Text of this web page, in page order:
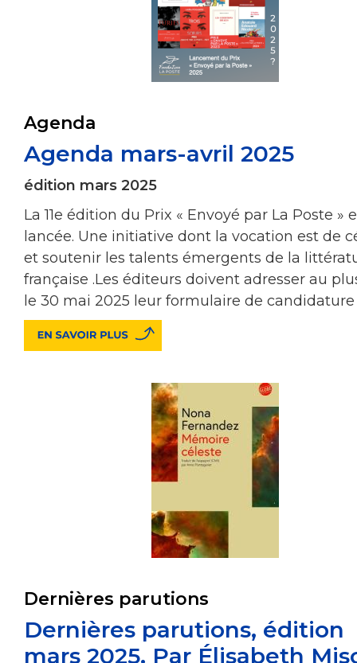
Agenda
Agenda mars-avril 2025
édition mars 2025
La 11e édition du Prix « Envoyé par La Poste »
lancée. Une initiative dont la vocation est de
et soutenir les talents émergents de la
française .Les éditeurs doivent adresser au
le 30 mai 2025 leur formulaire de candidature
Dernières parutions
Dernières parutions, édition
mars 2025. Par Élisabeth